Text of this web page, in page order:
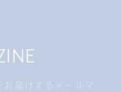
届けするメールマ